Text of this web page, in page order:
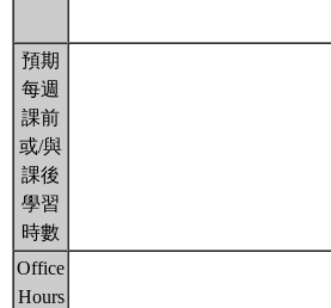
預期
每週
課前
或/與
課後
學習
時數
Office
Hours